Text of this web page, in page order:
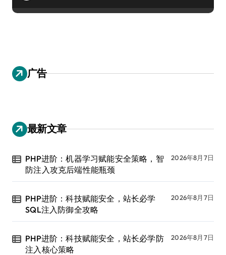
广告
最新文章
PHP进阶：机器学习赋能安全策略，智
防注入攻克后端性能瓶颈
2026年8月7日
PHP进阶：科技赋能安全，站长必学
SQL注入防御全攻略
2026年8月7日
PHP进阶：科技赋能安全，站长必学防
注入核心策略
2026年8月7日